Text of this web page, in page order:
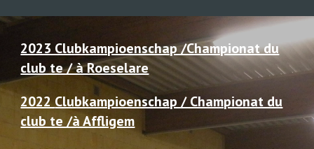
2023 Clubkampioenschap /Championat du
club te / à Roeselare
2022 Clubkampioenschap / Championat du
club te /à Affligem